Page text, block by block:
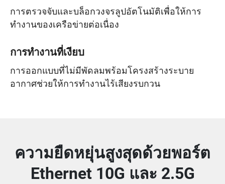
การตรวจจับและบล็อกวงจรลูปอัตโนมัติเพื่อให้การ
ทำงานของเครือข่ายต่อเนื่อง
การทำงานที่เงียบ
การออกแบบที่ไม่มีพัดลมพร้อมโครงสร้างระบาย
อากาศช่วยให้การทำงานไร้เสียงรบกวน
ความยืดหยุ่นสูงสุดด้วยพอร์ต
Ethernet 10G และ 2.5G